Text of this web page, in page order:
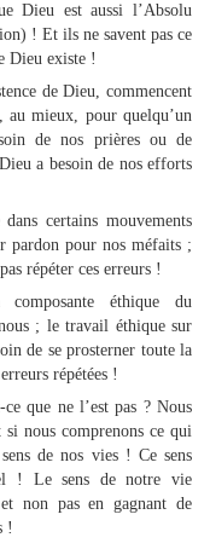
Dieu est aussi l’Absolu
! Et ils ne savent pas ce
Dieu existe !
de Dieu, commencent
au mieux, pour quelqu’un
de nos prières ou de
a besoin de nos efforts
certains mouvements
pardon pour nos méfaits ;
répéter ces erreurs !
éthique du
; le travail éthique sur
de se prosterner toute la
répétées !
ce que ne l’est pas ? Nous
si nous comprenons ce qui
de nos vies ! Ce sens
! Le sens de notre vie
non pas en gagnant de
!